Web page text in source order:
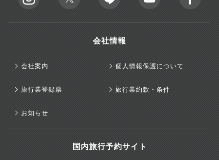
会社情報
会社案内 個人情報保護について
旅行業登録票 旅行業約款・条件
お知らせ
国内旅行予約サイト